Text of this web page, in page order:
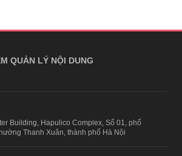
QUẢN LÝ NỘI DUNG
Building, Hapulico Complex, Số 01, phố
Thanh Xuân, thành phố Hà Nội